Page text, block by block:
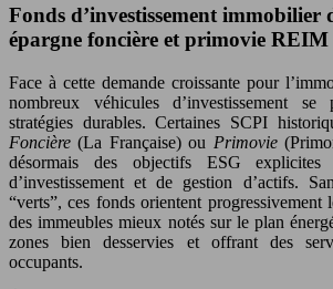
Fonds d’investissement immobilier
épargne foncière et primovie REIM
Face à cette demande croissante pour
nombreux véhicules d’investissement se
stratégies durables. Certaines SCPI
Foncière (La Française) ou Primovie
désormais des objectifs ESG
d’investissement et de gestion d’actifs.
“verts”, ces fonds orientent progressivement
des immeubles mieux notés sur le plan
zones bien desservies et offrant des
occupants.